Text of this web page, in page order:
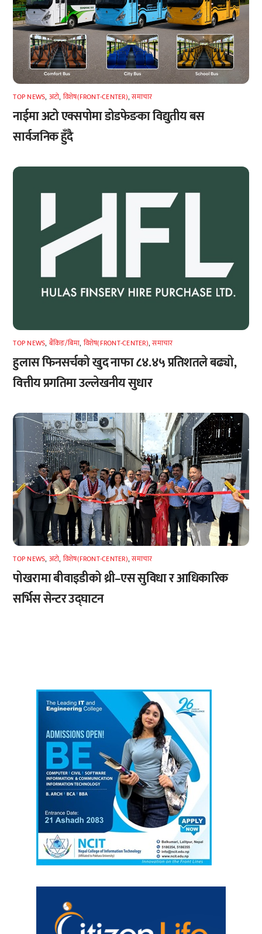
TOP NEWS, अटाे, विशेष(FRONT-CENTER),समाचार
नाईमा अटो एक्सपोमा डोडफेङका विद्युतीय बस
सार्वजनिक हुँदै
TOP NEWS, बैंकिङ/बिमा, विशेष(FRONT-CENTER),समाचार
हुलास फिनसर्चको खुद नाफा ८४.४५ प्रतिशतले बढ्यो,
वित्तीय प्रगतिमा उल्लेखनीय सुधार
TOP NEWS, अटाे, विशेष(FRONT-CENTER),समाचार
पोखरामा बीवाइडीको थ्री–एस सुविधा र आधिकारिक
सर्भिस सेन्टर उद्घाटन